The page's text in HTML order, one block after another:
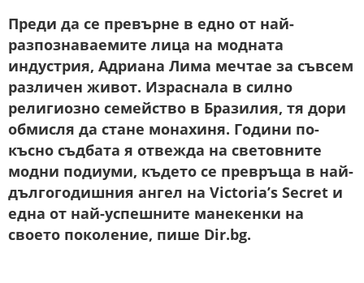
Преди да се превърне в едно от най-
разпознаваемите лица на модната
индустрия, Адриана Лима мечтае за съвсем
различен живот. Израснала в силно
религиозно семейство в Бразилия, тя дори
обмисля да стане монахиня. Години по-
късно съдбата я отвежда на световните
модни подиуми, където се превръща в най-
дългогодишния ангел на Victoria’s Secret и
една от най-успешните манекенки на
своето поколение, пише Dir.bg.